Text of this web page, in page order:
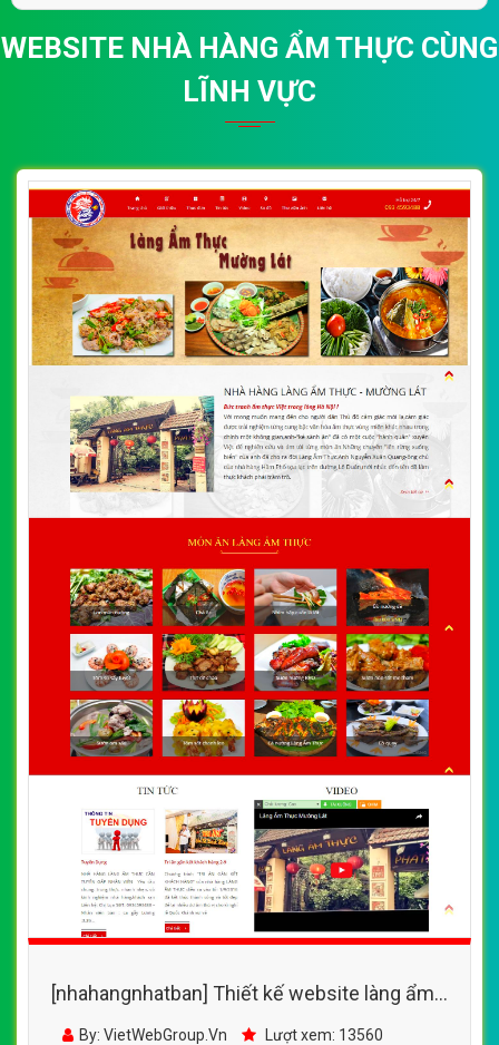
WEBSITE NHÀ HÀNG ẨM THỰC CÙNG
LĨNH VỰC
[nhahangnhatban] Thiết kế website làng ẩm
thực Mường Lát đẹp SEO nhanh hiệu quả
By: VietWebGroup.Vn Lượt xem: 13560